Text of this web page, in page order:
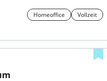
Homeoffice Vollzeit